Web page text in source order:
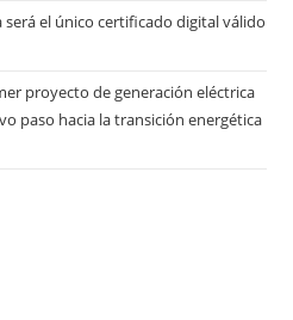
será el único certificado digital válido
proyecto de generación eléctrica
paso hacia la transición energética